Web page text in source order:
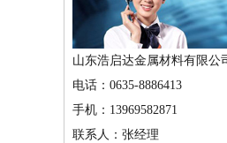
山东浩启达金属材料有限公
电话：0635-8886413
手机：13969582871
联系人：张经理